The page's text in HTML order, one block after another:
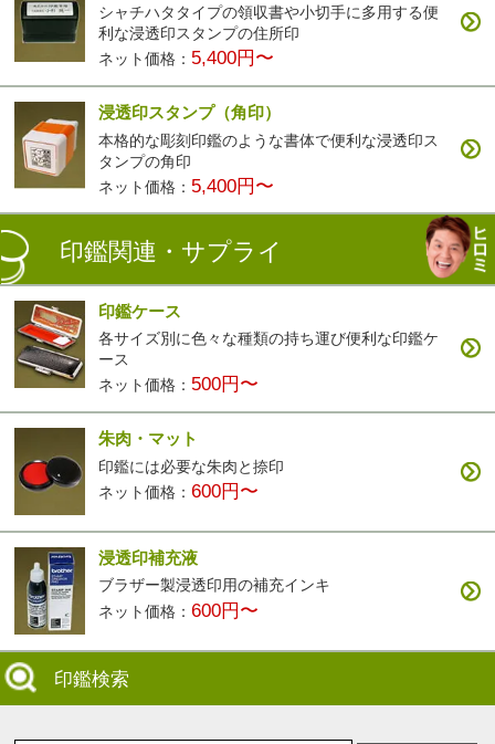
シャチハタタイプの領収書や小切手に多用する便
利な浸透印スタンプの住所印
ネット価格： 5,400円〜
浸透印スタンプ（角印）
本格的な彫刻印鑑のような書体で便利な浸透印ス
タンプの角印
ネット価格： 5,400円〜
印鑑関連・サプライ
印鑑ケース
各サイズ別に色々な種類の持ち運び便利な印鑑ケ
ース
ネット価格： 500円〜
朱肉・マット
印鑑には必要な朱肉と捺印
ネット価格：600円〜
浸透印補充液
ブラザー製浸透印用の補充インキ
ネット価格：600円〜
印鑑検索